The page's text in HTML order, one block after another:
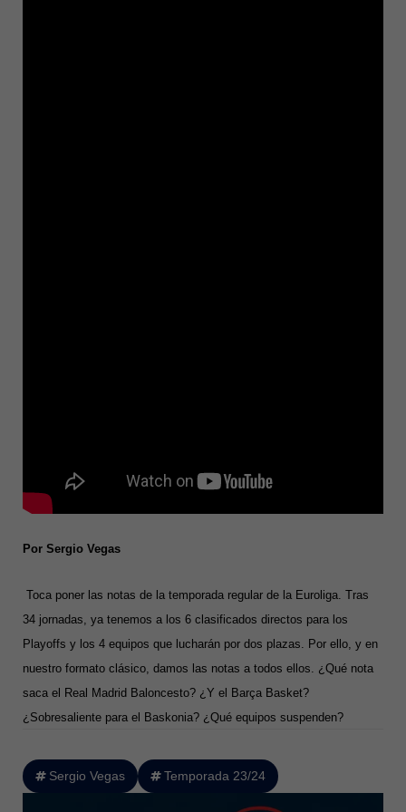
Por Sergio Vegas
Toca poner las notas de la temporada regular de la Euroliga. Tras
34 jornadas, ya tenemos a los 6 clasificados directos para los
Playoffs y los 4 equipos que lucharán por dos plazas. Por ello, y en
nuestro formato clásico, damos las notas a todos ellos. ¿Qué nota
saca el Real Madrid Baloncesto? ¿Y el Barça Basket?
¿Sobresaliente para el Baskonia? ¿Qué equipos suspenden?
Sergio Vegas Temporada 23/24